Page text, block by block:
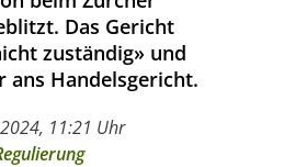
Das Gericht
zuständig» und
ans Handelsgericht.
11:21 Uhr